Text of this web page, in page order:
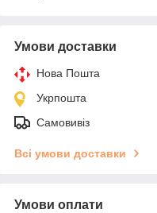
Умови доставки
Нова Пошта
Укрпошта
Самовивіз
Всі умови доставки
Умови оплати